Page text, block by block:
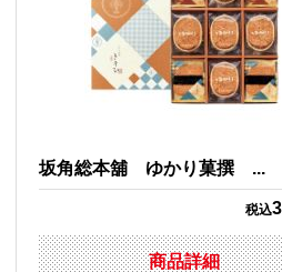
坂角総本舖 ゆかり菓撰 ...
税込
商品詳細